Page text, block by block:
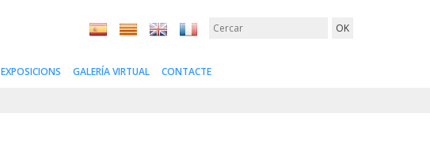
EXPOSICIONS GALERÍA VIRTUAL
CONTACTE